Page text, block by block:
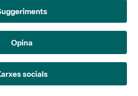
Opina
Xarxes socials